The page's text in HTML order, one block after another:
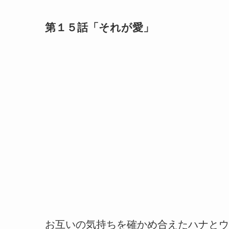
第１５話「それが愛」
お互いの気持ちを確かめ合えたハナと